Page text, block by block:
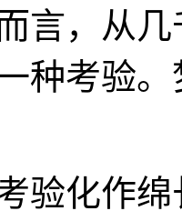
，从几
种考验
化作绵